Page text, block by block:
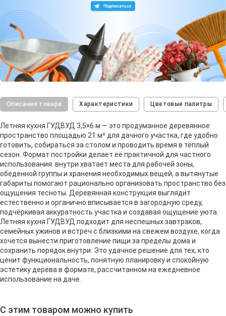
Описание товара Характеристики Цветовые палитры
Летняя кухня ГУДВУД 3,5×6 м — это продуманное деревянное
пространство площадью 21 м² для дачного участка, где удобно
готовить, собираться за столом и проводить время в тёплый
сезон. Формат постройки делает её практичной для частного
использования: внутри хватает места для рабочей зоны,
обеденной группы и хранения необходимых вещей, а вытянутые
габариты помогают рационально организовать пространство без
ощущения тесноты. Деревянная конструкция выглядит
естественно и органично вписывается в загородную среду,
подчёркивая аккуратность участка и создавая ощущение уюта.
Летняя кухня ГУДВУД подходит для неспешных завтраков,
семейных ужинов и встреч с близкими на свежем воздухе, когда
хочется вынести приготовление пищи за пределы дома и
сохранить порядок внутри. Это удачное решение для тех, кто
ценит функциональность, понятную планировку и спокойную
эстетику дерева в формате, рассчитанном на ежедневное
использование на даче.
С этим товаром можно купить